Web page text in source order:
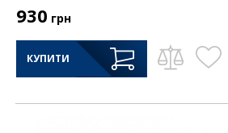
930 грн
КУПИТИ